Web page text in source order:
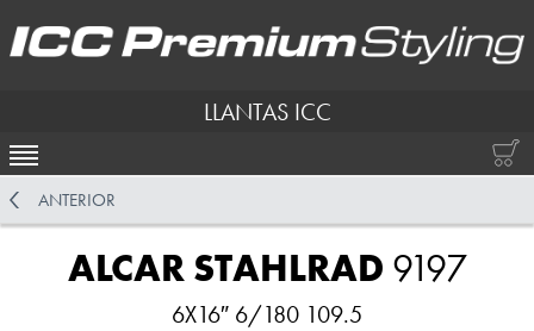
LLANTAS ICC
ACTIVAR NAVEGACIÓN
ANTERIOR
ALCAR STAHLRAD 9197
6X16″ 6/180 109.5